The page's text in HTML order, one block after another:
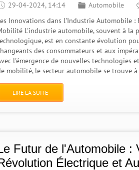
29-04-2024, 14:14 Automobile
Innovations dans l'Industrie Automobile :
L'industrie automobile, souvent à la
est en constante évolution
des consommateurs et aux
l'émergence de nouvelles technologies
mobilité, le secteur automobile se trouve à
LIRE LA SUITE
Futur de l'Automobile :
Électrique et